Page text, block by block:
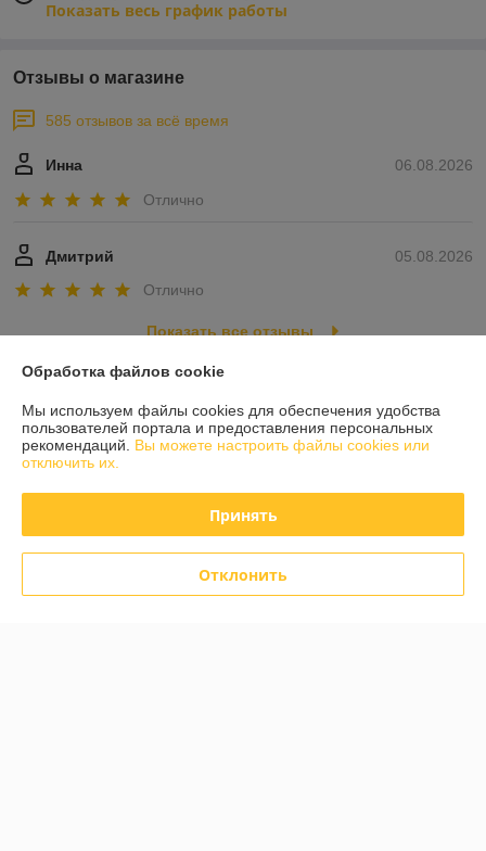
Показать весь график работы
Отзывы о магазине
585 отзывов за всё время
06.08.2026
Инна
Отлично
05.08.2026
Дмитрий
Отлично
Показать все отзывы
О нас
Контакты
График работы
Обработка файлов cookie
Мы используем файлы cookies для обеспечения удобства
пользователей портала и предоставления персональных
рекомендаций. Вы можете настроить файлы cookies или
отключить их.
Принять
Отклонить